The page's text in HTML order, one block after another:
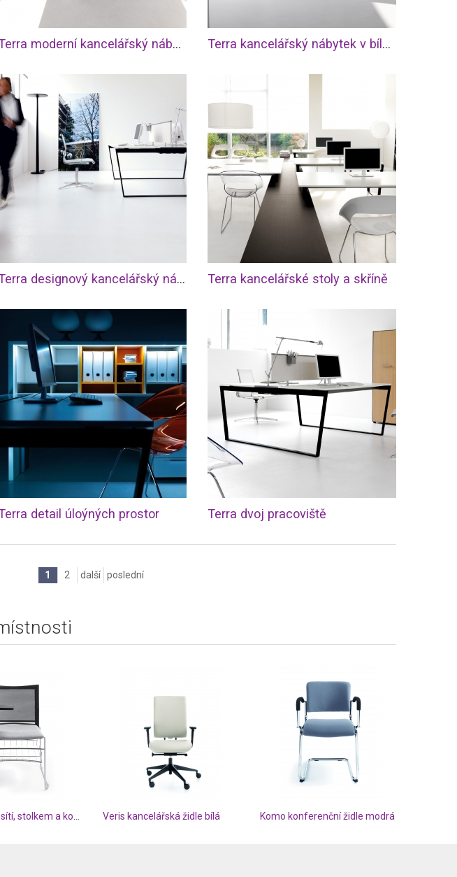
Terra moderní kancelářský nábytek Terra kancelářský nábytek v bílé barvě
Terra designový kancelářský nábytek Terra kancelářské stoly a skříně
detail úloýných prostor Terra dvoj pracoviště
1 2 další poslední
Veris kancelářská židle bílá Komo konferenční židle modrá